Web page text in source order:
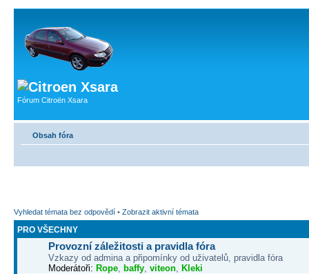
Fórum Citroën Xsara
Obsah fóra
Vyhledat témata bez odpovědí • Zobrazit aktivní témata
PRO VŠECHNY
Provozní záležitosti a pravidla fóra
Vzkazy od admina a připomínky od uživatelů, pravidla fóra
Moderátoři: Rope, baffy, viteon, Kleki